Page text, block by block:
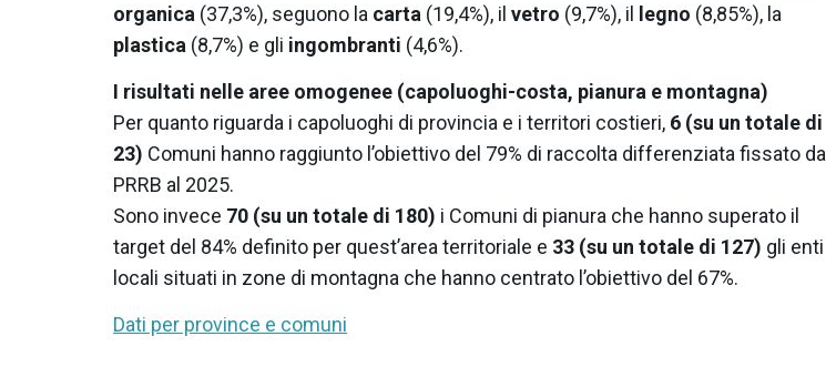
organica (37,3%), seguono la carta (19,4%), il vetro (9,7%), il legno (8,85%), la
plastica (8,7%) e gli ingombranti (4,6%).
I risultati nelle aree omogenee (capoluoghi-costa, pianura e montagna)
Per quanto riguarda i capoluoghi di provincia e i territori costieri, 6 (su un totale di
23) Comuni hanno raggiunto l’obiettivo del 79% di raccolta differenziata fissato dal
PRRB al 2025.
Sono invece 70 (su un totale di 180) i Comuni di pianura che hanno superato il
target del 84% definito per quest’area territoriale e 33 (su un totale di 127) gli enti
locali situati in zone di montagna che hanno centrato l’obiettivo del 67%.
Dati per province e comuni